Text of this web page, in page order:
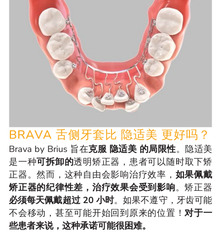
BRAVA 舌侧牙套比 隐适美 更好吗？
Brava by Brius 旨在克服 隐适美 的局限性。隐适美
是一种可拆卸的透明矫正器，患者可以随时取下矫
正器。然而，这种自由会影响治疗效率， 如果佩戴
矫正器的纪律性差，治疗效果会受到影响。矫正器
必须每天佩戴超过 20 小时。如果不遵守，牙齿可能
不会移动，甚至可能开始回到原来的位置！对于一
些患者来说，这种承诺可能很困难。